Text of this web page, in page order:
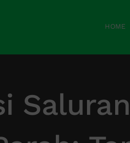
HOME